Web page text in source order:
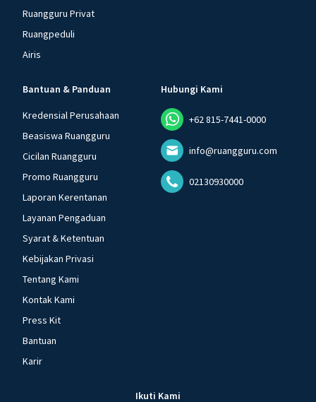
Ruangguru Privat
Ruangpeduli
Airis
Bantuan & Panduan
Kredensial Perusahaan
Beasiswa Ruangguru
Cicilan Ruangguru
Promo Ruangguru
Laporan Kerentanan
Layanan Pengaduan
Syarat & Ketentuan
Kebijakan Privasi
Tentang Kami
Kontak Kami
Press Kit
Bantuan
Karir
Hubungi Kami
+62 815-7441-0000
info@ruangguru.com
02130930000
Ikuti Kami